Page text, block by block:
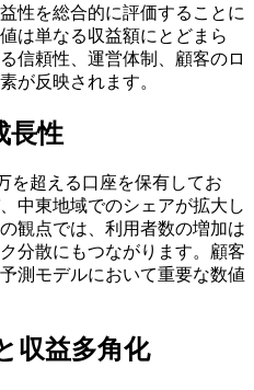
性を総合的に評価することに
は単なる収益額にとどまら
信頼性、運営体制、顧客のロ
が反映されます。
長性
を超える口座を保有してお
中東地域でのシェアが拡大し
観点では、利用者数の増加は
分散にもつながります。顧客
測モデルにおいて重要な数値
収益多角化